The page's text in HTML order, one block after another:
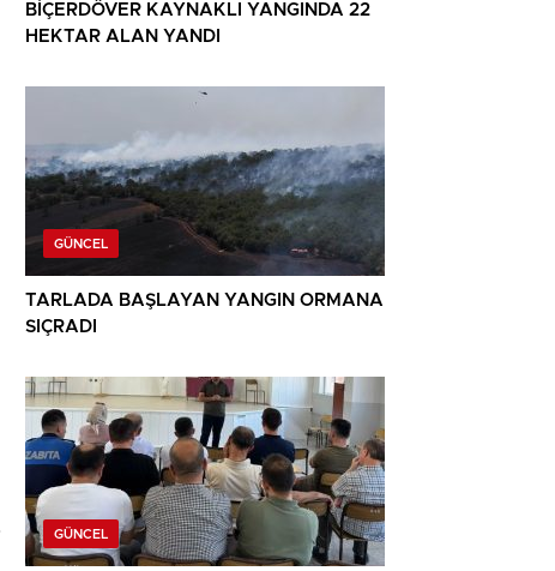
BİÇERDÖVER KAYNAKLI YANGINDA 22
HEKTAR ALAN YANDI
GÜNCEL
TARLADA BAŞLAYAN YANGIN ORMANA
SIÇRADI
GÜNCEL